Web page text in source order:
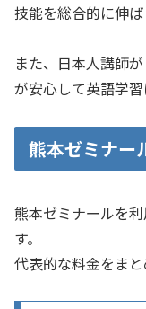
技能を総合的に伸ば
また、日本人講師
が安心して英語学習
熊本ゼミナー
熊本ゼミナールを
す。
代表的な料金をまと